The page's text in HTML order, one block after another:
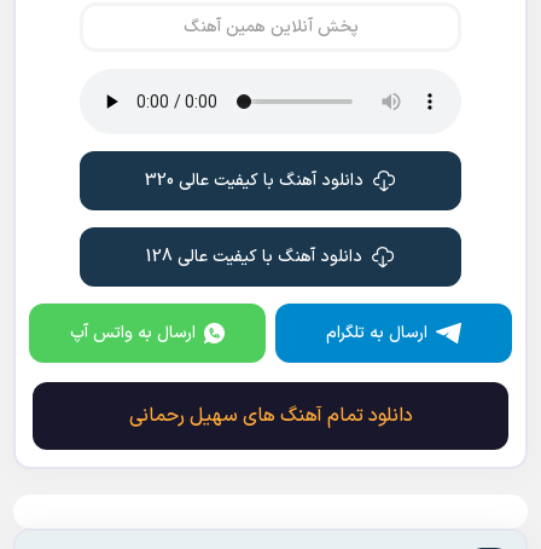
پخش آنلاین همین آهنگ
دانلود آهنگ با کیفیت عالی 320
دانلود آهنگ با کیفیت عالی 128
ارسال به تلگرام ارسال به واتس آپ
دانلود تمام آهنگ های سهیل رحمانی